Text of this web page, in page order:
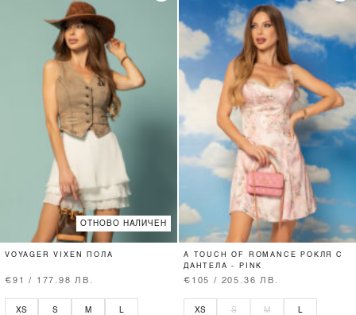
ОТНОВО НАЛИЧЕН
VOYAGER VIXEN ПОЛА
€91 / 177.98 ЛВ.
XS S M
A TOUCH OF ROMANCE РОКЛЯ С
ДАНТЕЛА - PINK
€105 / 205.36 ЛВ.
XS S M